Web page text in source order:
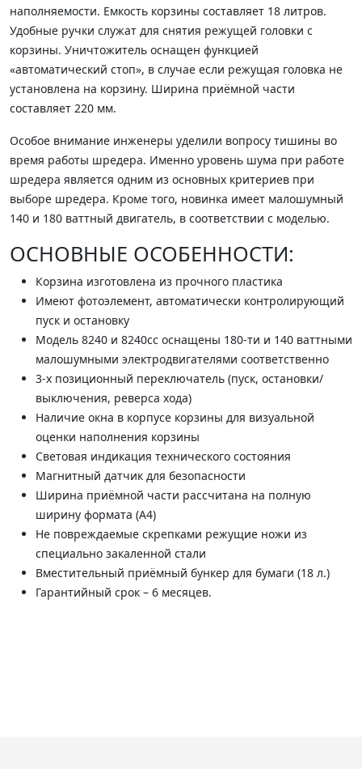
наполняемости. Емкость корзины составляет 18 литров.
Удобные ручки служат для снятия режущей головки с
корзины. Уничтожитель оснащен функцией
«автоматический стоп», в случае если режущая головка не
установлена на корзину. Ширина приёмной части
составляет 220 мм.
Особое внимание инженеры уделили вопросу тишины во
время работы шредера. Именно уровень шума при работе
шредера является одним из основных критериев при
выборе шредера. Кроме того, новинка имеет малошумный
140 и 180 ваттный двигатель, в соответствии с моделью.
ОСНОВНЫЕ ОСОБЕННОСТИ:
Корзина изготовлена из прочного пластика
Имеют фотоэлемент, автоматически контролирующий
пуск и остановку
Модель 8240 и 8240сс оснащены 180-ти и 140 ваттными
малошумными электродвигателями соответственно
3-х позиционный переключатель (пуск, остановки/
выключения, реверса хода)
Наличие окна в корпусе корзины для визуальной
оценки наполнения корзины
Световая индикация технического состояния
Магнитный датчик для безопасности
Ширина приёмной части рассчитана на полную
ширину формата (А4)
Не повреждаемые скрепками режущие ножи из
специально закаленной стали
Вместительный приёмный бункер для бумаги (18 л.)
Гарантийный срок – 6 месяцев.